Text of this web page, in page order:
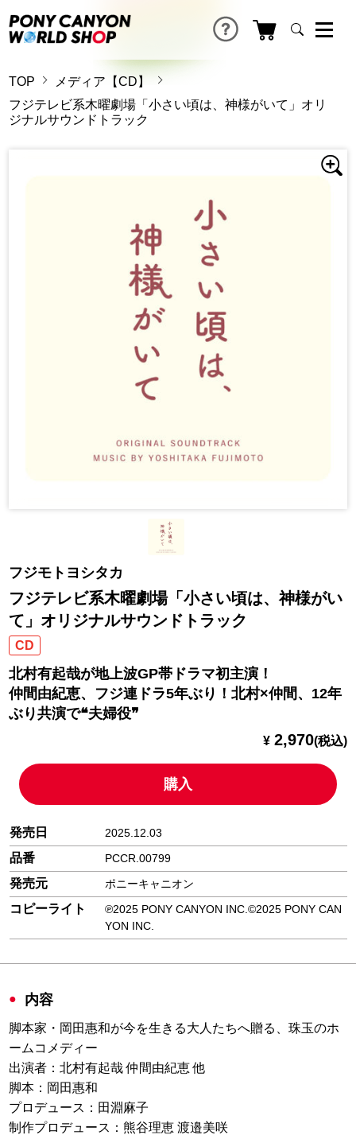
TOP
メディア【CD】
フジテレビ系木曜劇場「小さい頃は、神様がいて」オリ
ジナルサウンドトラック
フジモトヨシタカ
フジテレビ系木曜劇場「小さい頃は、神様がい
て」オリジナルサウンドトラック
CD
北村有起哉が地上波GP帯ドラマ初主演！
仲間由紀恵、フジ連ドラ5年ぶり！北村×仲間、12年
ぶり共演で❝夫婦役❞
¥ 2,970(税込)
購入
発売日 2025.12.03
品番 PCCR.00799
発売元 ポニーキャニオン
コピーライト
℗2025 PONY CANYON INC.©2025 PONY CAN
YON INC.
内容
脚本家・岡田惠和が今を生きる大人たちへ贈る、珠玉のホ
ームコメディー
出演者：北村有起哉 仲間由紀恵 他
脚本：岡田惠和
プロデュース：田淵麻子
制作プロデュース：熊谷理恵 渡邉美咲